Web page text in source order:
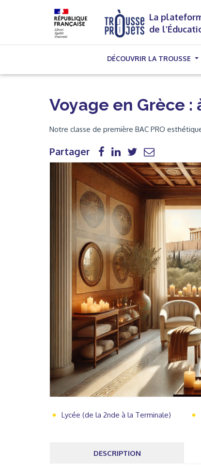
La
de
DÉCOUVRIR LA TROUSSE
Voyage en Grèce
Notre classe de première BAC PRO
Partager
Lycée (de la 2nde à la Terminale)
DESCRIPTION